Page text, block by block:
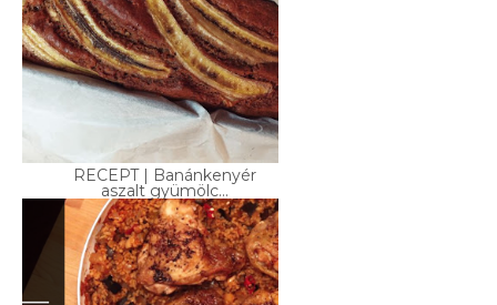
RECEPT | Banánkenyér
aszalt gyümölc...